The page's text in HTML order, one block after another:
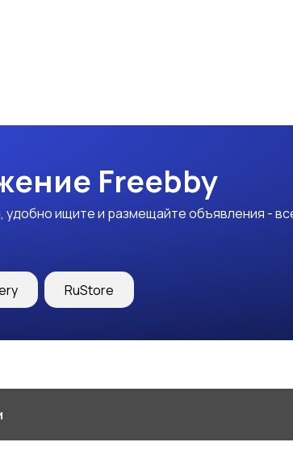
Freebby
ищите и размещайте объявления -
RuStore